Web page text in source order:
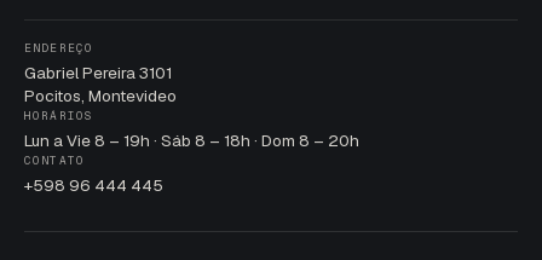
ENDEREÇO
Gabriel Pereira 3101
Pocitos, Montevideo
HORÁRIOS
Lun a Vie 8 – 19h · Sáb 8 – 18h · Dom 8 – 20h
CONTATO
+598 96 444 445